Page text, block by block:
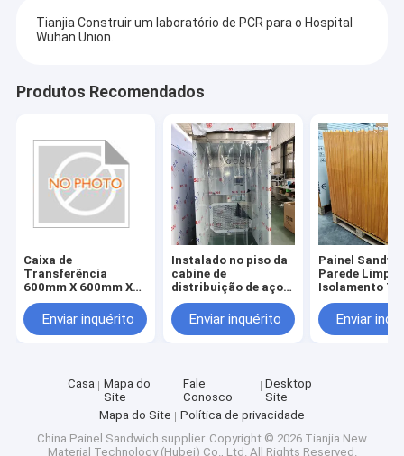
Tianjia Construir um laboratório de PCR para o Hospital
Wuhan Union.
Produtos Recomendados
Caixa de
Transferência
600mm X 600mm X
600mm para
Aplicações em
Ambientes
Enviar inquérito
Instalado no piso da
cabine de
distribuição de aço
inoxidável,
fornecendo
desempenho e
materiais
Enviar inquérito
Painel
Parede Limpo
Isolamento
que oferece
desempenho
antiestático
Enviar
Casa
Mapa do
Site
Fale
Conosco
Desktop
Site
Mapa do Site
Política de privacidade
China Painel Sandwich supplier. Copyright © 2026 Tianjia New
Material Technology (Hubei) Co., Ltd. All Rights Reserved.